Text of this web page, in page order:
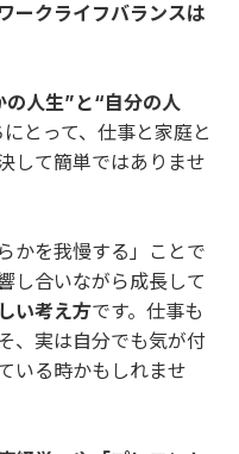
ークライフバランスは
の人生”と“自分の人
とって、仕事と家庭と
して簡単ではありませ
かを我慢する」ことで
し合いながら成長して
い考え方です。仕事も
、実は自分でも気が付
いる時かもしれませ